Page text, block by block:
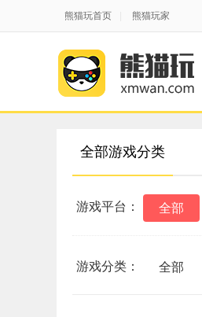
熊猫玩首页 熊猫玩家
全部游戏分类
游戏平台： 全部
游戏分类： 全部